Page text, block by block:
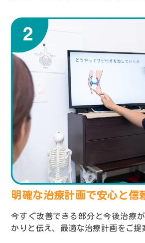
明確な治療計画で安心と信
今すぐ改善できる部分と今後治療
かりと伝え、最適な治療計画をご提